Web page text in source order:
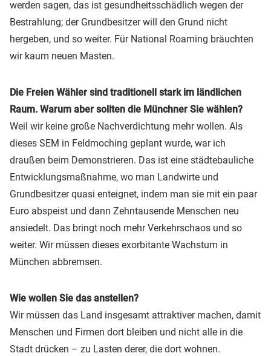
werden sagen, das ist gesundheitsschädlich wegen der
Bestrahlung; der Grundbesitzer will den Grund nicht
hergeben, und so weiter. Für National Roaming bräuchten
wir kaum neuen Masten.
Die Freien Wähler sind traditionell stark im ländlichen
Raum. Warum aber sollten die Münchner Sie wählen?
Weil wir keine große Nachverdichtung mehr wollen. Als
dieses SEM in Feldmoching geplant wurde, war ich
draußen beim Demonstrieren. Das ist eine städtebauliche
Entwicklungsmaßnahme, wo man Landwirte und
Grundbesitzer quasi enteignet, indem man sie mit ein paar
Euro abspeist und dann Zehntausende Menschen neu
ansiedelt. Das bringt noch mehr Verkehrschaos und so
weiter. Wir müssen dieses exorbitante Wachstum in
München abbremsen.
Wie wollen Sie das anstellen?
Wir müssen das Land insgesamt attraktiver machen, damit
Menschen und Firmen dort bleiben und nicht alle in die
Stadt drücken – zu Lasten derer, die dort wohnen.